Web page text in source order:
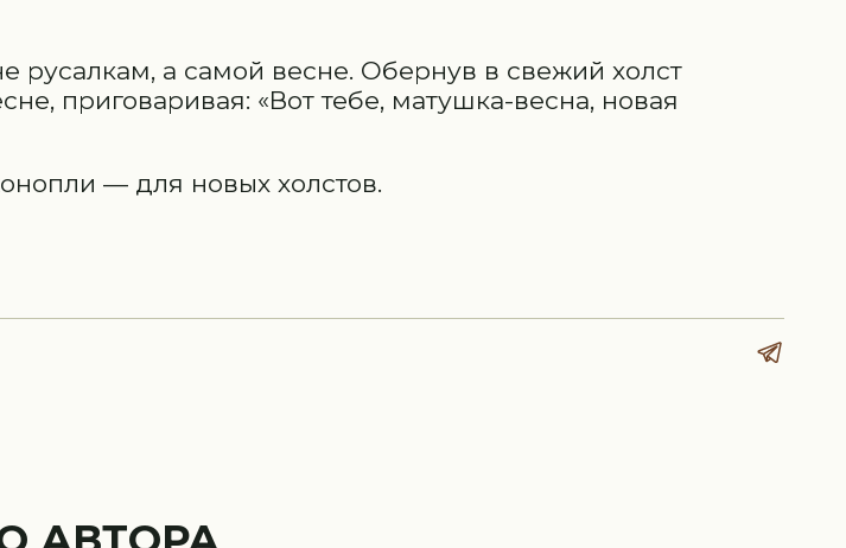
русалкам, а самой весне. Обернув в свежий холст
приговаривая: «Вот тебе, матушка-весна, новая
— для новых холстов.